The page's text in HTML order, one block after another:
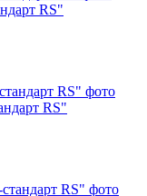
RS"
RS"